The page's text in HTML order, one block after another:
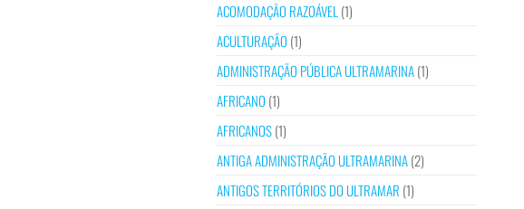
ACOMODAÇÃO RAZOÁVEL (1)
ACULTURAÇÃO (1)
ADMINISTRAÇÃO PÚBLICA ULTRAMARINA(1)
AFRICANO (1)
AFRICANOS(1)
ANTIGA ADMINISTRAÇÃO ULTRAMARINA(2)
ANTIGOS TERRITÓRIOS DO ULTRAMAR (1)